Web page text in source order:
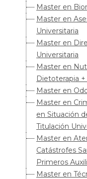
Master en
Master en
Universitaria
Master en
Universitaria
Master en
Dietoterapia
Master en
Master en
en Situación
Titulación
Master en
Catástrofes
Primeros
Master en